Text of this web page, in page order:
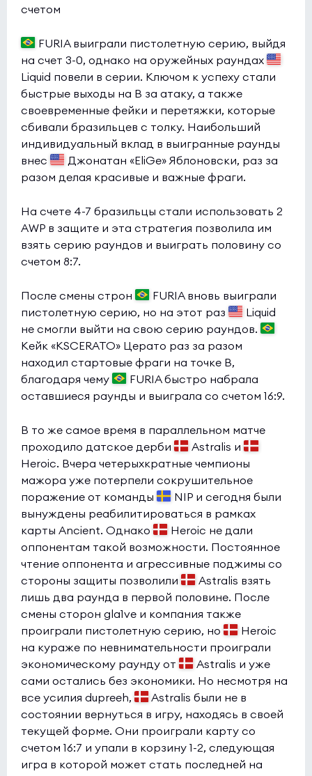
счетом
FURIA выиграли пистолетную серию, выйдя
на счет 3-0, однако на оружейных раундах
Liquid повели в серии. Ключом к успеху стали
быстрые выходы на B за атаку, а также
своевременные фейки и перетяжки, которые
сбивали бразильцев с толку. Наибольший
индивидуальный вклад в выигранные раунды
внес
Джонатан «EliGe» Яблоновски, раз за
разом делая красивые и важные фраги.
На счете 4-7 бразильцы стали использовать 2
AWP в защите и эта стратегия позволила им
взять серию раундов и выиграть половину со
счетом 8:7.
После смены строн
FURIA вновь выиграли
пистолетную серию, но на этот раз
Liquid
не смогли выйти на свою серию раундов.
Кейк «KSCERATO» Церато раз за разом
находил стартовые фраги на точке В,
благодаря чему
FURIA быстро набрала
оставшиеся раунды и выиграла со счетом 16:9.
В то же самое время в параллельном матче
проходило датское дерби
Astralis и
Heroic. Вчера четерыхкратные чемпионы
мажора уже потерпели сокрушительное
поражение от команды
NIP и сегодня были
вынуждены реабилитироваться в рамках
карты Ancient. Однако
Heroic не дали
оппонентам такой возможности. Постоянное
чтение оппонента и агрессивные поджимы со
стороны защиты позволили
Astralis взять
лишь два раунда в первой половине. После
смены сторон gla1ve и компания также
проиграли пистолетную серию, но
Heroic
на кураже по невнимательности проиграли
экономическому раунду от
Astralis и уже
сами остались без экономики. Но несмотря на
все усилия dupreeh,
Astralis были не в
состоянии вернуться в игру, находясь в своей
текущей форме. Они проиграли карту со
счетом 16:7 и упали в корзину 1-2, следующая
игра в которой может стать последней на